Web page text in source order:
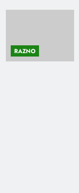
RAZNO